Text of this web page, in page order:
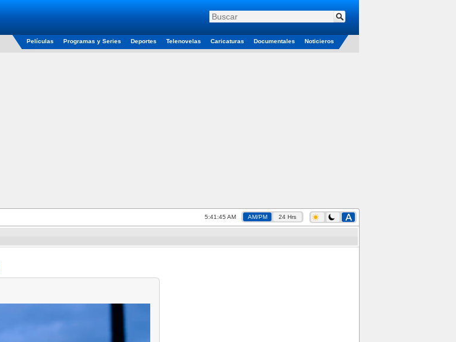
Películas Programas y Series Deportes Telenovelas Caricaturas Documentales Noticieros
5:41:46 AM AM/PM 24 Hrs